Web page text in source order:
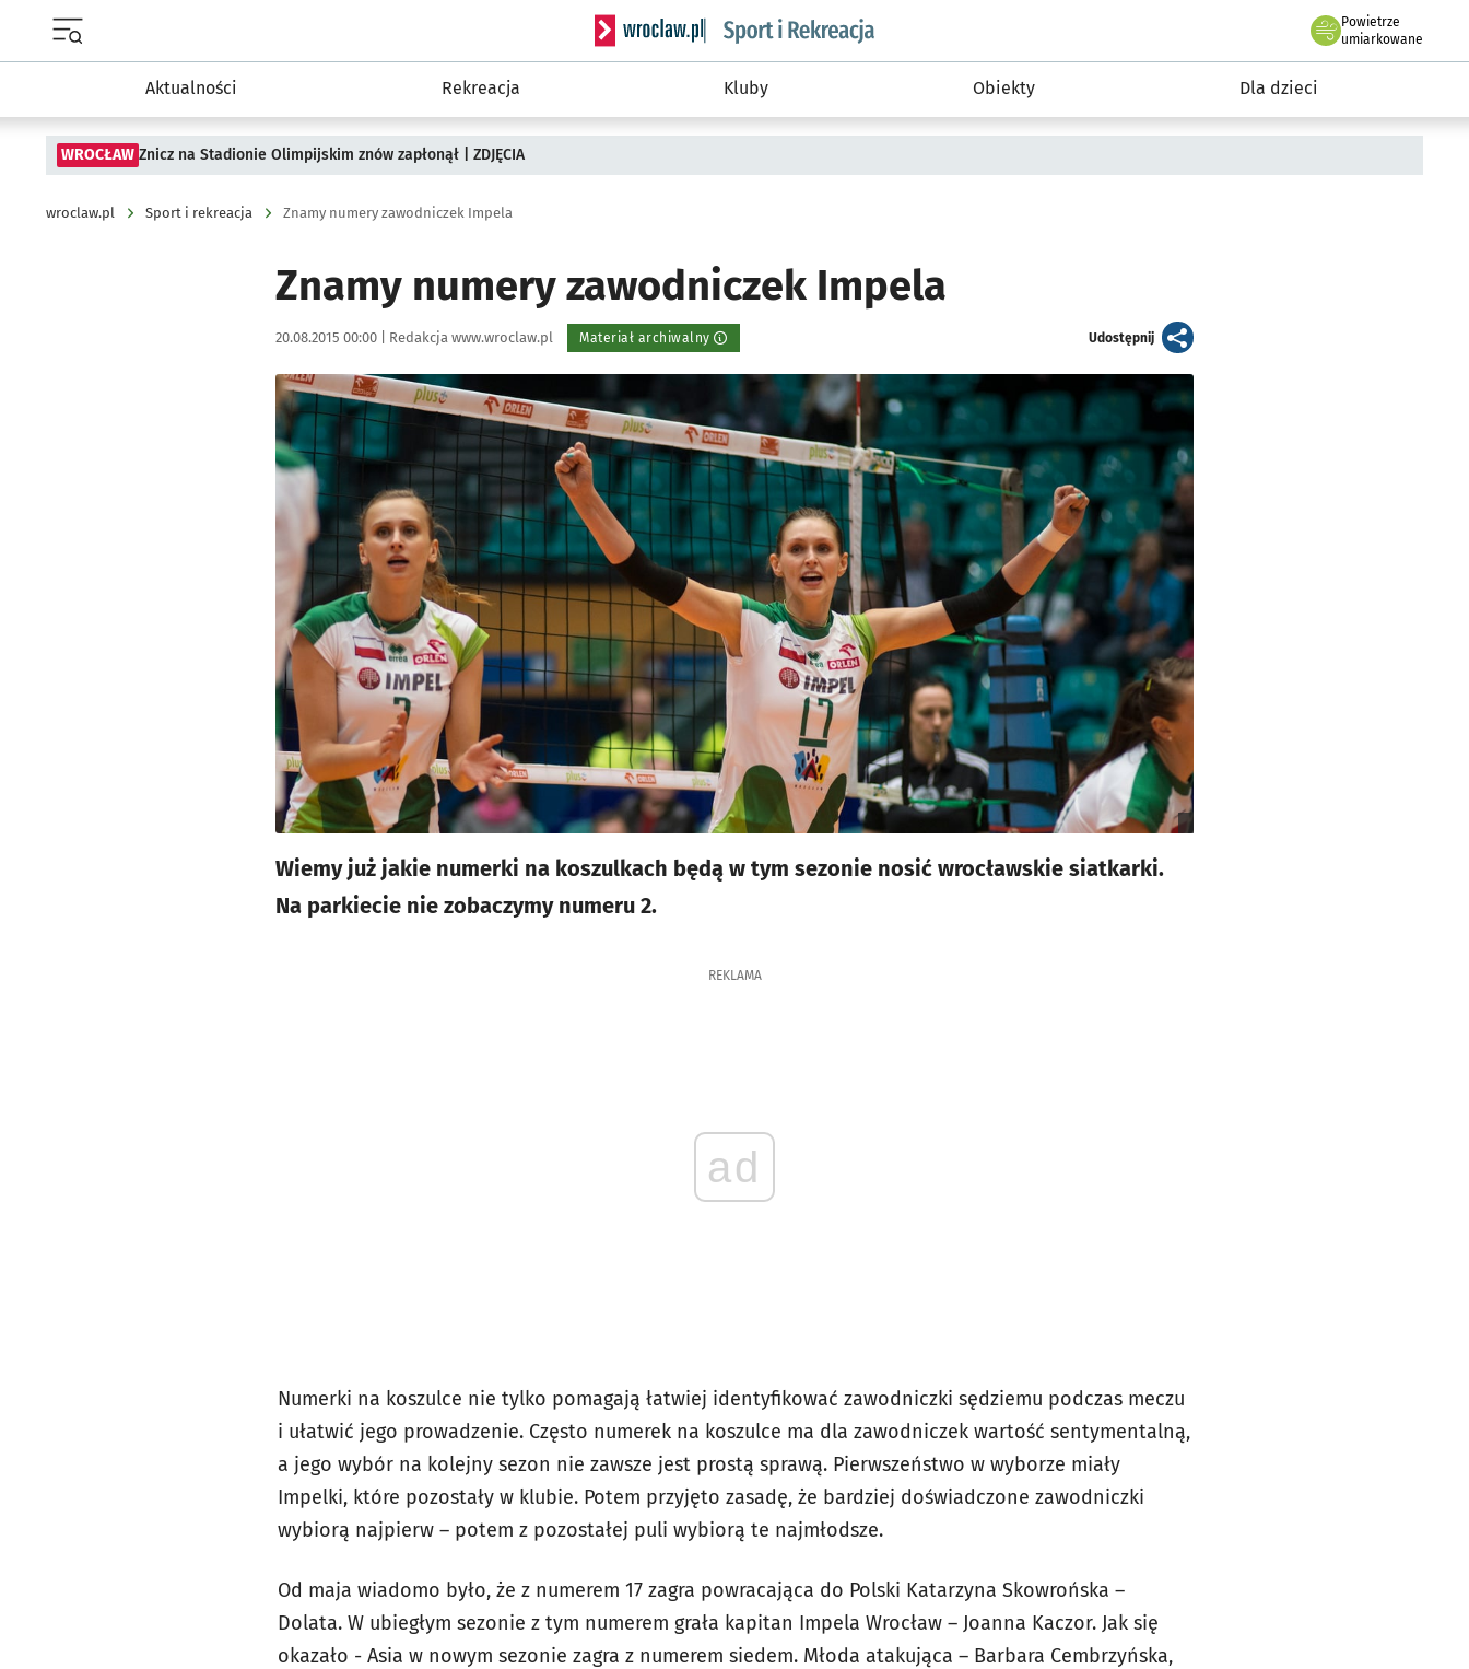
Serwis informacyjny wroclaw.pl podserwis: Sport i rekreacja
Powietrze
we Wrocławiu
umiarkowane
Aktualności Rekreacja Kluby Obiekty Dla dzieci
WROCŁAW Znicz na Stadionie Olimpijskim znów zapłonął | ZDJĘCIA
wroclaw.pl Sport i rekreacja Znamy numery zawodniczek Impela
Znamy numery zawodniczek Impela
Data publikacji:
20.08.2015 00:00 | Autor:
Redakcja www.wroclaw.pl Materiał archiwalny Udostępnijartykuł
Kliknij, aby powiększyć
Wiemy już jakie numerki na koszulkach będą w tym sezonie nosić wrocławskie siatkarki.
Na parkiecie nie zobaczymy numeru 2.
REKLAMA
ad
Numerki na koszulce nie tylko pomagają łatwiej identyfikować zawodniczki sędziemu podczas meczu
i ułatwić jego prowadzenie. Często numerek na koszulce ma dla zawodniczek wartość sentymentalną,
a jego wybór na kolejny sezon nie zawsze jest prostą sprawą. Pierwszeństwo w wyborze miały
Impelki, które pozostały w klubie. Potem przyjęto zasadę, że bardziej doświadczone zawodniczki
wybiorą najpierw – potem z pozostałej puli wybiorą te najmłodsze.
Od maja wiadomo było, że z numerem 17 zagra powracająca do Polski Katarzyna Skowrońska –
Dolata. W ubiegłym sezonie z tym numerem grała kapitan Impela Wrocław – Joanna Kaczor. Jak się
okazało - Asia w nowym sezonie zagra z numerem siedem. Młoda atakująca – Barbara Cembrzyńska,